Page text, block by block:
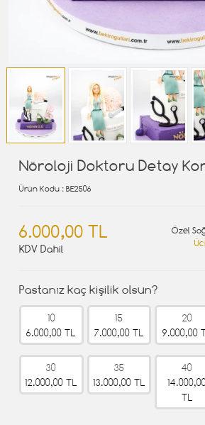
Nöroloji Doktoru Detay
Ürün Kodu : BE2506
6.000,00 TL
KDV Dahil
Özel
Pastanız kaç kişilik olsun?
10
6.000,00 TL
15
7.000,00 TL
20
9.000,00
30
12.000,00 TL
35
13.000,00 TL
40
TL